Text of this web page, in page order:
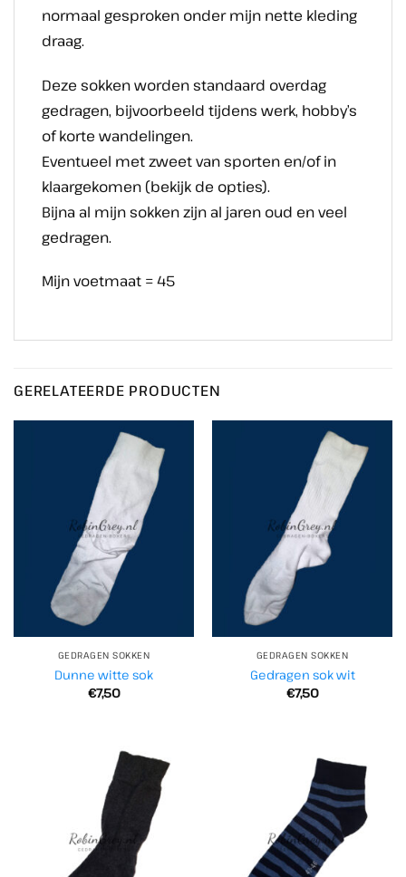
normaal gesproken onder mijn nette kleding
draag.
Deze sokken worden standaard overdag
gedragen, bijvoorbeeld tijdens werk, hobby’s
of korte wandelingen.
Eventueel met zweet van sporten en/of in
klaargekomen (bekijk de opties).
Bijna al mijn sokken zijn al jaren oud en veel
gedragen.
Mijn voetmaat = 45
GERELATEERDE PRODUCTEN
GEDRAGEN SOKKEN
Dunne witte sok
€7,50
GEDRAGEN SOKKEN
Gedragen sok wit
€7,50